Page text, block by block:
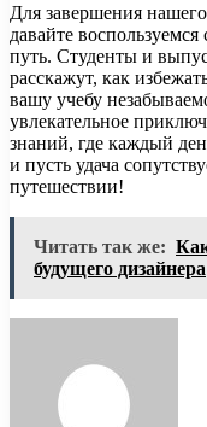
Для завершения
давайте
путь. Студенты и
расскажут, как
вашу учебу
увлекательное
знаний, где каждый
и пусть удача
путешествии!
Читать так же:
будущего дизайнера